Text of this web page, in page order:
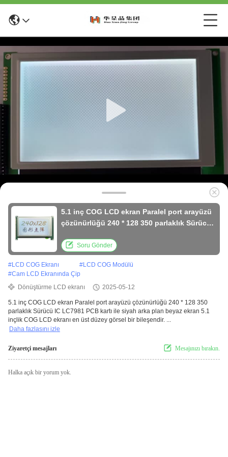
5.1 inç COG LCD ekran Paralel port arayüzü
çözünürlüğü 240 * 128 350 parlaklık Sürücü
beyaz ekran
Soru Gönder
#LCD COG Ekranı #LCD COG Modülü
#Cam LCD Ekranında Çip
Dönüştürme LCD ekranı
2025-05-12
5.1 inç COG LCD ekran Paralel port arayüzü çözünürlüğü 240 * 128 350
parlaklık Sürücü IC LC7981 PCB kartı ile siyah arka plan beyaz ekran 5.1
inçlik COG LCD ekranı en üst düzey görsel bir bileşendir. ...
Daha fazlasını izle
Ziyaretçi mesajları Mesajınızı bırakın.
Halka açık bir yorum yok.